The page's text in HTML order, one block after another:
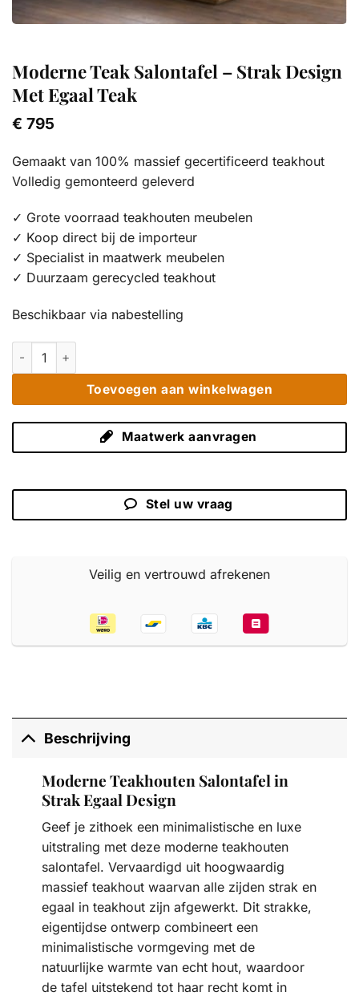
Moderne Teak Salontafel – Strak Design
Met Egaal Teak
€ 795
Gemaakt van 100% massief gecertificeerd teakhout
Volledig gemonteerd geleverd
✓ Grote voorraad teakhouten meubelen
✓ Koop direct bij de importeur
✓ Specialist in maatwerk meubelen
✓ Duurzaam gerecycled teakhout
Beschikbaar via nabestelling
Moderne Teak Salontafel - Strak Design Met Egaal Teak aantal
Toevoegen aan winkelwagen
Maatwerk aanvragen
Stel uw vraag
Veilig en vertrouwd afrekenen
Beschrijving
Moderne Teakhouten Salontafel in
Strak Egaal Design
Geef je zithoek een minimalistische en luxe
uitstraling met deze moderne teakhouten
salontafel. Vervaardigd uit hoogwaardig
massief teakhout waarvan alle zijden strak en
egaal in teakhout zijn afgewerkt. Dit strakke,
eigentijdse ontwerp combineert een
minimalistische vormgeving met de
natuurlijke warmte van echt hout, waardoor
de tafel uitstekend tot haar recht komt in